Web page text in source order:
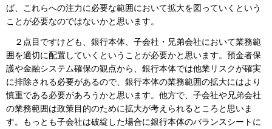
ば、これらへの注力に必要な範囲において拡大を図っていくという
ことが必要なのではないかと思います。
２点目ですけども、銀行本体、子会社・兄弟会社において業務範
囲を適切に配置していくということが必要かと思います。預金者保
護や金融システム確保の観点から、銀行本体では他業リスクが確実
に排除される必要があるので、銀行本体の業務範囲の拡大にはより
慎重である必要があろうかと思います。他方で、子会社や兄弟会社
の業務範囲は政策目的のために拡大が考えられるところと思いま
す。もっとも子会社は破綻した場合に銀行本体のバランスシートに